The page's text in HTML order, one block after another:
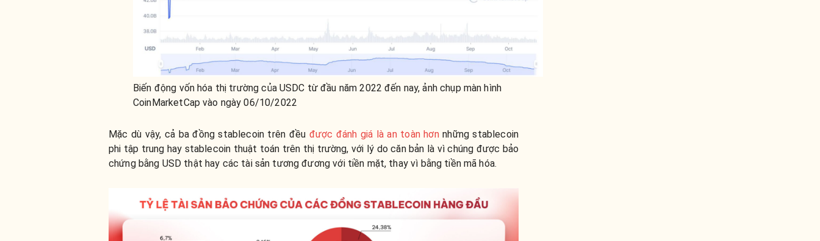
Biến động vốn hóa thị trường của USDC từ đầu năm 2022 đến nay, ảnh chụp màn hình
CoinMarketCap vào ngày 06/10/2022
Mặc dù vậy, cả ba đồng stablecoin trên đều được đánh giá là an toàn hơnnhững stablecoin
phi tập trung hay stablecoin thuật toán trên thị trường, với lý do căn bản là vì chúng được bảo
chứng bằng USD thật hay các tài sản tương đương với tiền mặt, thay vì bằng tiền mã hóa.